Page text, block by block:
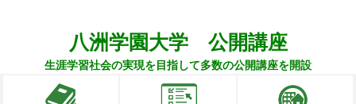
八洲学園大学 公開講座
生涯学習社会の実現を目指して多数の公開講座を開設